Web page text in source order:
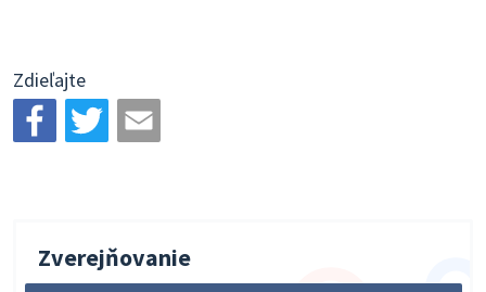
Zdieľajte
Zverejňovanie